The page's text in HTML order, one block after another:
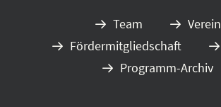
Team
Verein
Fördermitgliedschaft
Programm-Archiv